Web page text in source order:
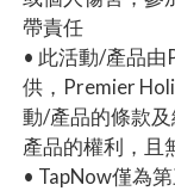
帶責任
• 此活動/產品
供，Premier
動/產品的條款
產品的權利，且
• TapNow僅為